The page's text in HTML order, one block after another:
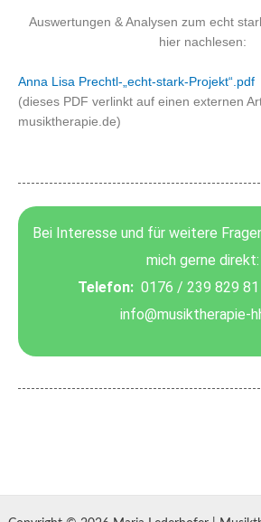
Auswertungen & Analysen zum echt
hier nachlesen:
Anna Lisa Prechtl-„echt-stark-Projekt“.pdf
(dieses PDF verlinkt auf einen externen
musiktherapie.de)
Bei Interesse und für weitere
mich gerne direkt:
Telefon: 0176 / 239 829 81
info@musiktherapie-